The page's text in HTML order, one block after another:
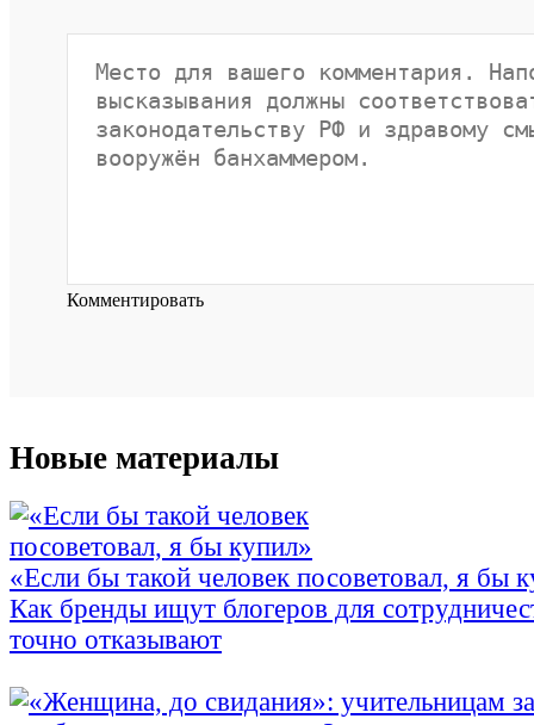
Комментировать
Новые материалы
«Если бы такой человек посоветовал, я бы
Как бренды ищут блогеров для
точно отказывают